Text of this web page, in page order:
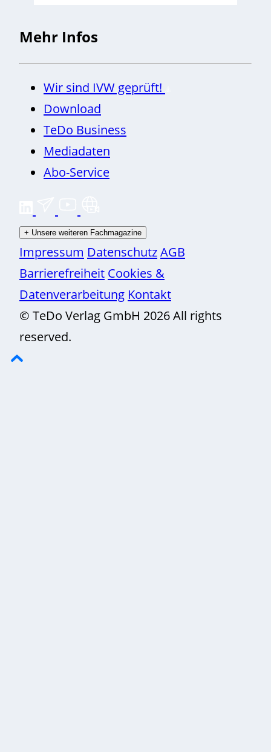
Mehr Infos
Wir sind IVW geprüft!
Download
TeDo Business
Mediadaten
Abo-Service
+ Unsere weiteren Fachmagazine
Impressum DatenschutzAGB
Barrierefreiheit Cookies &
Datenverarbeitung Kontakt
© TeDo Verlag GmbH 2026 All rights
reserved.